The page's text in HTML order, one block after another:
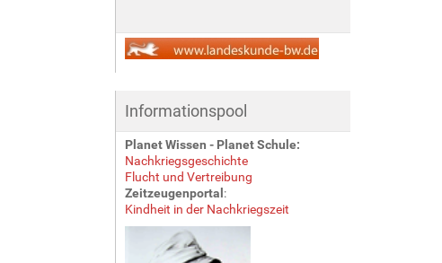
Informationspool
Planet Wissen - Planet Schule:
Nachkriegsgeschichte
Flucht und Vertreibung
Zeitzeugenportal :
Kindheit in der Nachkriegszeit